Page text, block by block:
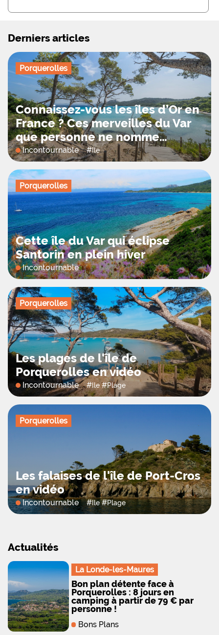
Derniers articles
Porquerolles
Connaissez-vous les îles d’Or en
France ? Ces merveilles du Var
que personne ne nomme…
Incontournable #Ile
Porquerolles
Cette île du Var qui éclipse
Santorin en plein hiver
Incontournable
Porquerolles
Les plages de l'île de
Porquerolles en vidéo
Incontournable #Ile #Plage
Porquerolles
Les falaises de l'île de Port-Cros
en vidéo
Incontournable #Ile #Plage
Actualités
La Londe-les-Maures
Bon plan détente face à
Porquerolles : 8 jours en
camping à partir de 79 € par
personne !
Bons Plans